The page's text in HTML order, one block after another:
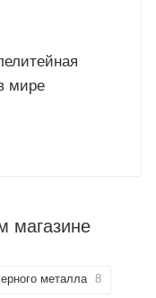
мире
магазине
металла 8